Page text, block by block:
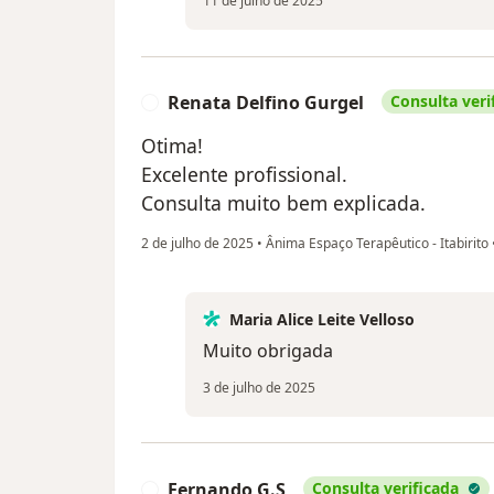
Renata Delfino Gurgel Consulta
Otima!
Excelente profissional.
Consulta muito bem explicada.
2 de julho de 2025 • Ânima Espaço Terapêutico - Itabirito
Maria Alice Leite Velloso
Muito obrigada
3 de julho de 2025
Consulta verificada